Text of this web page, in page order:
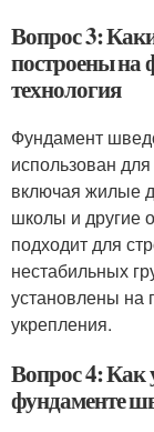
Вопрос 3:
построены на
технология
Фундамент
использован
включая жилые
школы и другие
подходит для
нестабильных
установлены на
укрепления.
Вопрос 4: Как
фундаменте